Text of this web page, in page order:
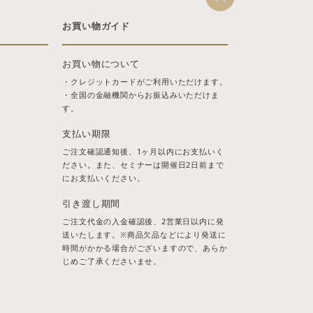
お買い物ガイド
お買い物について
・クレジットカードがご利用いただけます。
・全国の金融機関からお振込みいただけま
す。
支払い期限
ご注文確認通知後、1ヶ月以内にお支払いく
ださい。また、セミナーは開催日2日前まで
にお支払いください。
引き渡し期間
ご注文代金の入金確認後、2営業日以内に発
送いたします。※商品欠品などにより発送に
時間がかかる場合がございますので、あらか
じめご了承くださいませ。